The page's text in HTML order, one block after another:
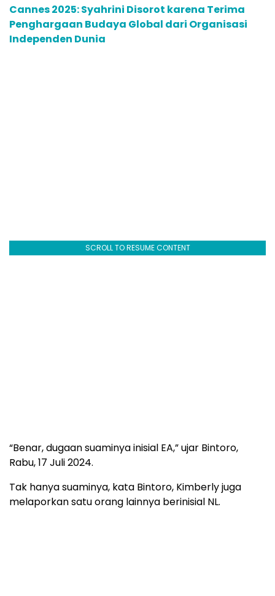
Cannes 2025: Syahrini Disorot karena Terima
Penghargaan Budaya Global dari Organisasi
Independen Dunia
SCROLL TO RESUME CONTENT
“Benar, dugaan suaminya inisial EA,” ujar Bintoro,
Rabu, 17 Juli 2024.
Tak hanya suaminya, kata Bintoro, Kimberly juga
melaporkan satu orang lainnya berinisial NL.